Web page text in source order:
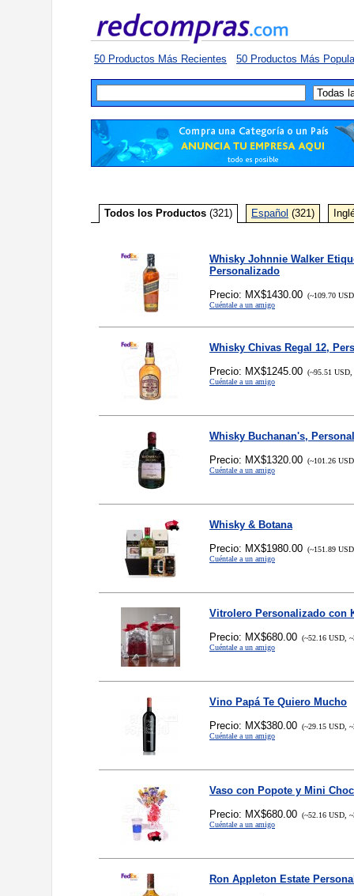
50 Productos Más Recientes 50 Productos Más
Todos los Productos (321) Español (321)
Whisky Johnnie Walker
Personalizado
Precio: MX$1430.00 (~109.70
Cuéntale a un amigo
Whisky Chivas Regal 12,
Precio: MX$1245.00 (~95.51
Cuéntale a un amigo
Whisky Buchanan's,
Precio: MX$1320.00 (~101.26
Cuéntale a un amigo
Whisky & Botana
Precio: MX$1980.00 (~151.89
Cuéntale a un amigo
Vitrolero Personalizado con
Precio: MX$680.00 (~52.16 USD,
Cuéntale a un amigo
Vino Papá Te Quiero Mucho
Precio: MX$380.00 (~29.15 USD,
Cuéntale a un amigo
Vaso con Popote y Mini
Precio: MX$680.00 (~52.16 USD,
Cuéntale a un amigo
Ron Appleton Estate